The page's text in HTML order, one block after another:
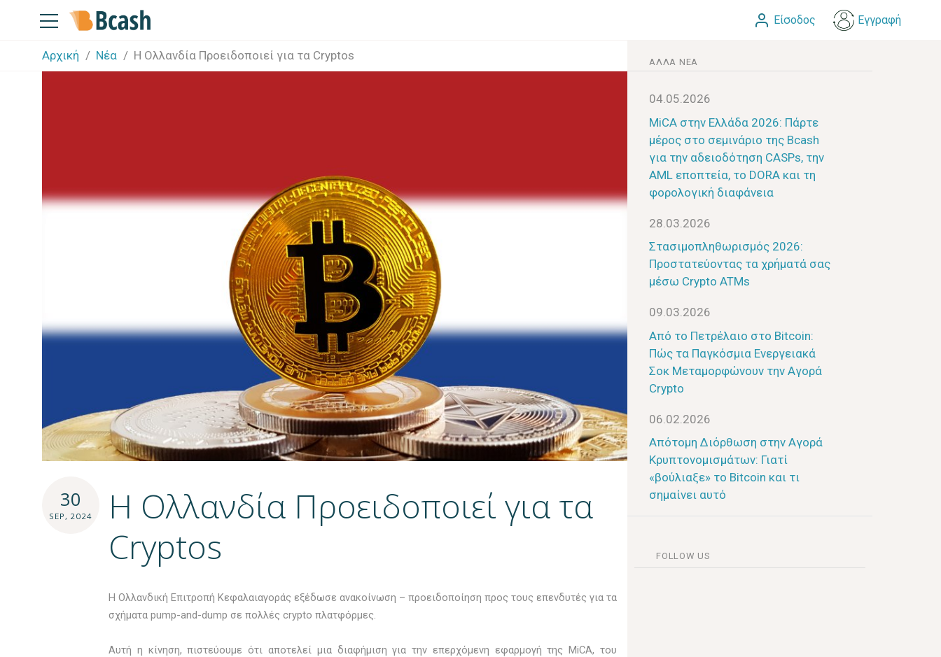
Είσοδος Εγγραφή
Αρχική Νέα H Ολλανδία Προειδοποιεί για τα Cryptos
30
SEP, 2024
H Ολλανδία Προειδοποιεί για τα
Cryptos
H Ολλανδική Επιτροπή Κεφαλαιαγοράς εξέδωσε ανακοίνωση – προειδοποίηση προς τους επενδυτές για τα
σχήματα pump-and-dump σε πολλές crypto πλατφόρμες.
Αυτή η κίνηση, πιστεύουμε ότι αποτελεί μια διαφήμιση για την επερχόμενη εφαρμογή της MiCA, του
ΆΛΛΑ ΝΈΑ
04.05.2026
MiCA στην Ελλάδα 2026: Πάρτε
μέρος στο σεμινάριο της Bcash
για την αδειοδότηση CASPs, την
AML εποπτεία, το DORA και τη
φορολογική διαφάνεια
28.03.2026
Στασιμοπληθωρισμός 2026:
Προστατεύοντας τα χρήματά σας
μέσω Crypto ATMs
09.03.2026
Από το Πετρέλαιο στο Bitcoin:
Πώς τα Παγκόσμια Ενεργειακά
Σοκ Μεταμορφώνουν την Αγορά
Crypto
06.02.2026
Απότομη Διόρθωση στην Αγορά
Κρυπτονομισμάτων: Γιατί
«βούλιαξε» το Bitcoin και τι
σημαίνει αυτό
FOLLOW US